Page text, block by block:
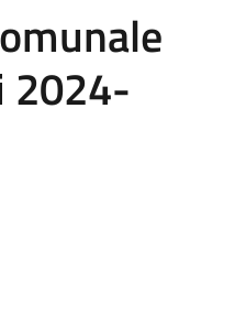
2024-